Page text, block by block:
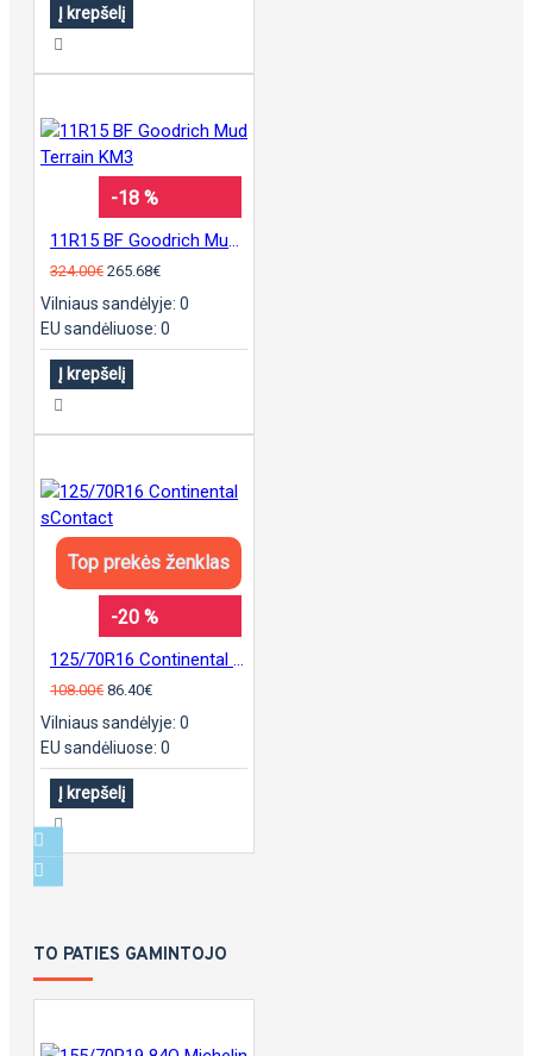
Į krepšelį
-18 %
324.00€ 265.68€
Vilniaus sandėlyje: 0
EU sandėliuose: 0
Į krepšelį
Top prekės ženklas
-20 %
108.00€ 86.40€
Vilniaus sandėlyje: 0
EU sandėliuose: 0
Į krepšelį
TO PATIES GAMINTOJO